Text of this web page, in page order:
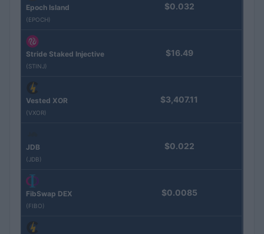
Epoch Island
(EPOCH)
$0.032
Stride Staked Injective
(STINJ)
$16.49
Vested XOR
(VXOR)
$3,407.11
JDB
(JDB)
$0.022
FibSwap DEX
(FIBO)
$0.0085